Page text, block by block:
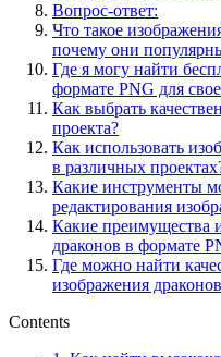
Вопрос-ответ:
Что такое
почему они
Где я могу найти
формате PNG для
Как выбрать
проекта?
Как использовать
в различных
Какие инструменты
редактирования
Какие преимущества
драконов в формате
Где можно найти
изображения
Contents